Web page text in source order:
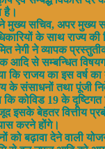
है।
मुख्य सचिव, अपर मुख्य
के साथ राज्य की
नेगी ने व्यापक
आदि से सम्बन्धित
कि राजय का इस वर्ष
के संसाधनों तथा पूंजी
कोविड 19 के दृष्टिगत
इसके बेहतर वित्तीय
करने होंगे।
बढ़ावा देने वाली